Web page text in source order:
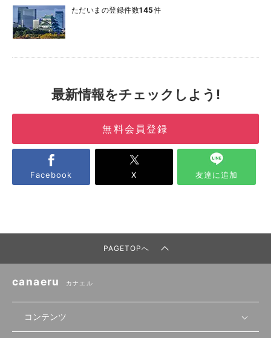
ただいまの登録件数145件
最新情報をチェックしよう!
無料会員登録
Facebook X 友達に追加
PAGETOPへ
canaeru カナエル
コンテンツ